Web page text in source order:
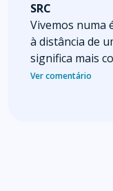
SRC
Vivemos numa
à distância de
significa mais
Ver comentário